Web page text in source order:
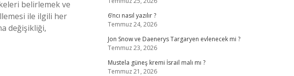
belirlemek ve
ile ilgili her
değişikliği,
6’ncı nasıl yazılır ?
Temmuz 24, 2026
Jon Snow ve Daenerys Targaryen evlenecek mi ?
Temmuz 23, 2026
Mustela güneş kremi İsrail malı mı ?
Temmuz 21, 2026